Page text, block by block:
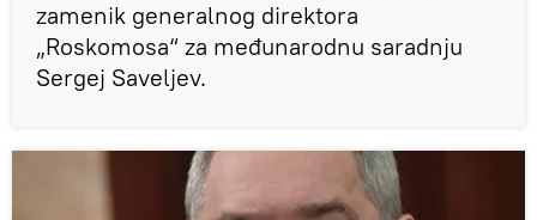
zamenik generalnog direktora
„Roskomosa“ za međunarodnu saradnju
Sergej Saveljev.